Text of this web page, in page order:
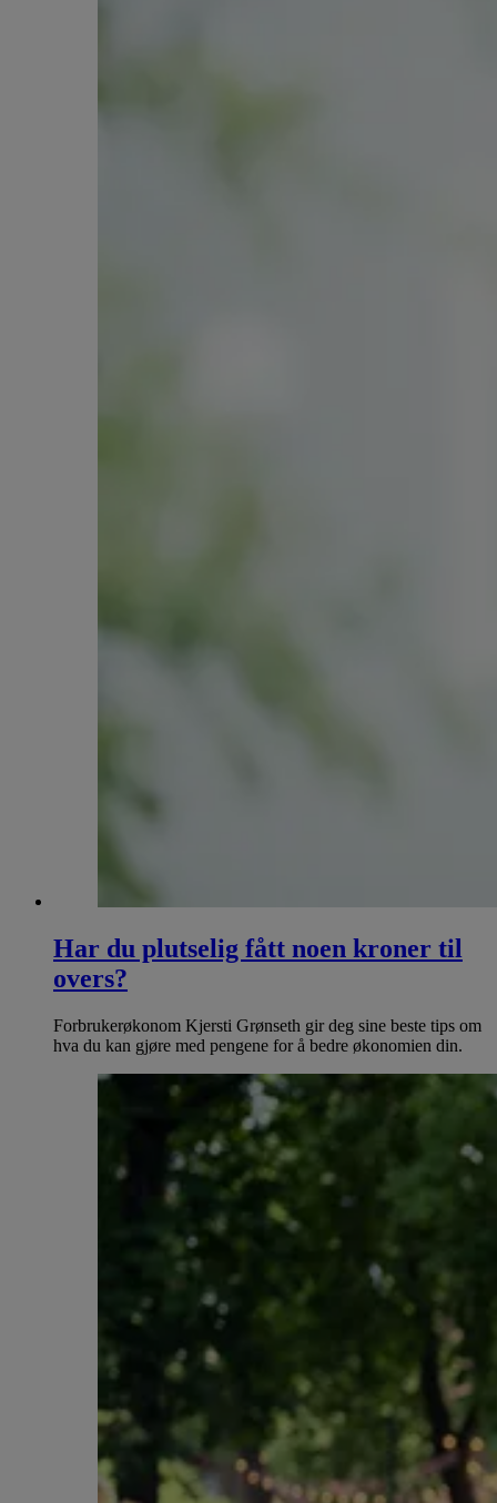
Har du plutselig fått noen kroner til
overs?
Forbrukerøkonom Kjersti Grønseth gir deg sine beste tips om
hva du kan gjøre med pengene for å bedre økonomien din.